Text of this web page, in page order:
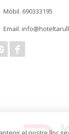
Mòbil. 690333195
Email.